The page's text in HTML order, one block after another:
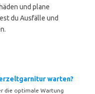
und plane
du Ausfälle und
warten?
die optimale Wartung